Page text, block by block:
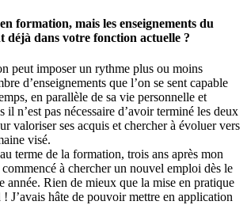
formation, mais les enseignements du
déjà dans votre fonction actuelle ?
peut imposer un rythme plus ou moins
d’enseignements que l’on se sent capable
en parallèle de sa vie personnelle et
il n’est pas nécessaire d’avoir terminé les deux
valoriser ses acquis et chercher à évoluer vers
visé.
terme de la formation, trois ans après mon
à chercher un nouvel emploi dès le
année. Rien de mieux que la mise en pratique
! J’avais hâte de pouvoir mettre en application